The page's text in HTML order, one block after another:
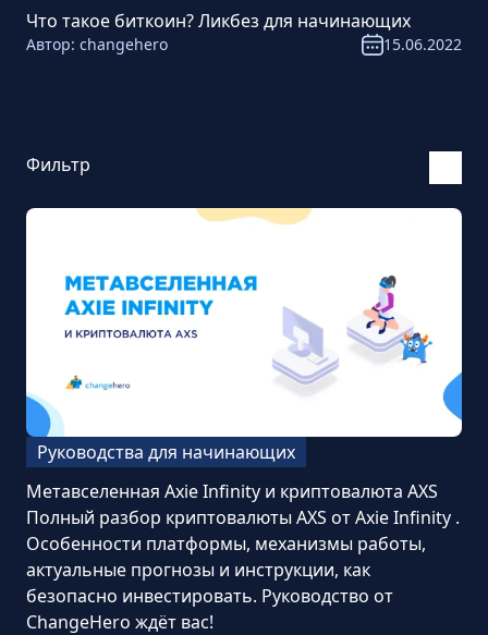
Что такое биткоин? Ликбез для начинающих
Автор: changehero 15.06.2022
Фильтр
Руководства для начинающих
Метавселенная Axie Infinity и криптовалюта AXS
Полный разбор криптовалюты AXS от Axie Infinity .
Особенности платформы, механизмы работы,
актуальные прогнозы и инструкции, как
безопасно инвестировать. Руководство от
ChangeHero ждёт вас!